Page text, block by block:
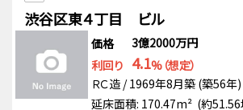
渋谷区東４丁目 ビル
価格
3億2000万円
利回り 4.1%（想定）
ＲＣ造 / 1969年8月築 (築56年)
延床面積: 170.47m² (約51.56